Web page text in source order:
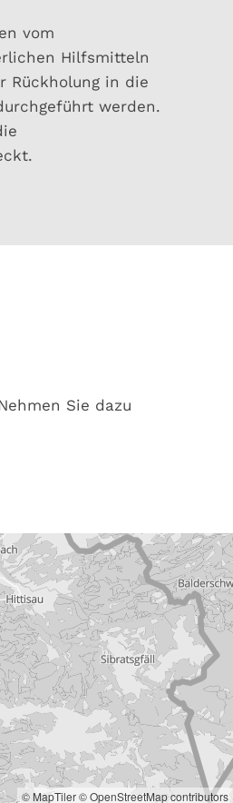
vom
Hilfsmitteln
Rückholung in die
werden.
Sie dazu
© MapTiler© OpenStreetMap contributors